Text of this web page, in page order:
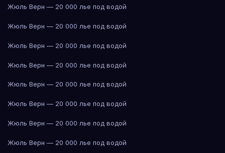
Жюль Верн — 20 000 лье под водой
Жюль Верн — 20 000 лье под водой
Жюль Верн — 20 000 лье под водой
Жюль Верн — 20 000 лье под водой
Жюль Верн — 20 000 лье под водой
Жюль Верн — 20 000 лье под водой
Жюль Верн — 20 000 лье под водой
Жюль Верн — 20 000 лье под водой